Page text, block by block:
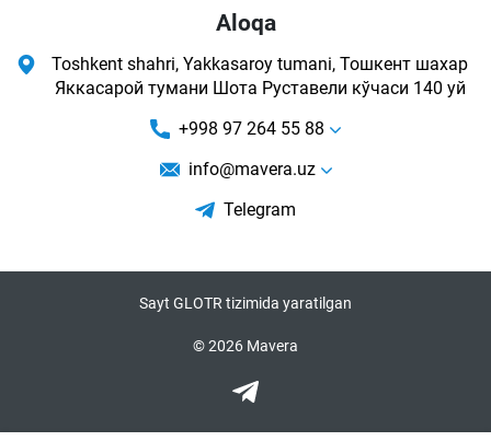
Aloqa
Toshkent shahri, Yakkasaroy tumani, Тошкент шахар
Яккасарой тумани Шота Руставели кўчаси 140 уй
+998 97 264 55 88
info@mavera.uz
Telegram
Sayt GLOTR tizimida yaratilgan
© 2026 Mavera